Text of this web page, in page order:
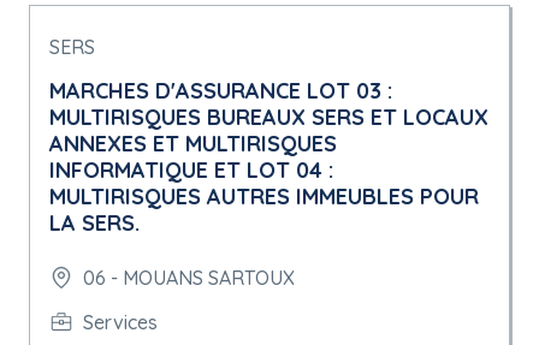
SERS
MARCHES D'ASSURANCE LOT 03 :
MULTIRISQUES BUREAUX SERS ET LOCAUX
ANNEXES ET MULTIRISQUES
INFORMATIQUE ET LOT 04 :
MULTIRISQUES AUTRES IMMEUBLES POUR
LA SERS.
06 - MOUANS SARTOUX
Services